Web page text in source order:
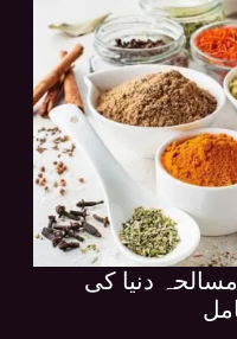
مسالحہ دنیا کی